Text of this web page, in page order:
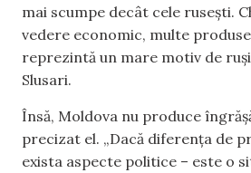
mai scumpe decât cele rusești.
vedere economic, multe
reprezintă un mare motiv de
Slusari.
Însă, Moldova nu produce
precizat el. „Dacă diferența de
exista aspecte politice – este o